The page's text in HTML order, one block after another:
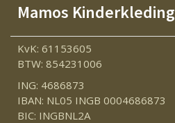
Mamos Kinderkleding
KvK: 61153605
BTW: 854231006
ING: 4686873
IBAN: NL05 INGB 0004686873
BIC: INGBNL2A